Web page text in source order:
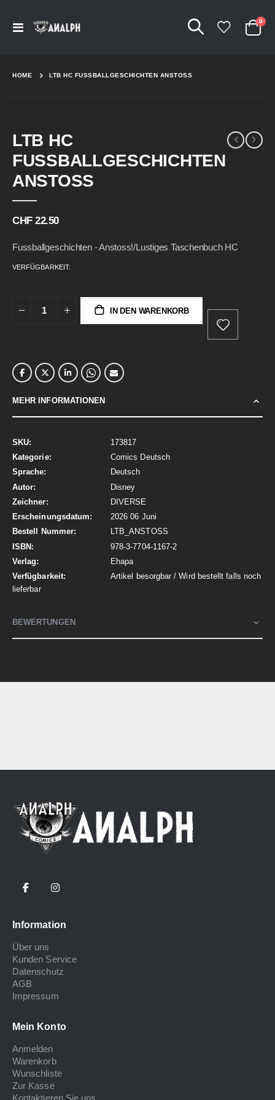
Navigation
Cart
0
HOME LTB HC FUSSBALLGESCHICHTEN ANSTOSS
LTB HC
FUSSBALLGESCHICHTEN
ANSTOSS
CHF 22.50
Fussballgeschichten - Anstoss!/Lustiges Taschenbuch HC
VERFÜGBARKEIT:
IN DEN WARENKORB
MEHR INFORMATIONEN
Mehr
Informationen
173817
Comics Deutsch
Deutsch
Disney
DIVERSE
2026 06 Juni
LTB_ANSTOSS
978-3-7704-1167-2
Ehapa
Artikel besorgbar / Wird bestellt falls noch
lieferbar
BEWERTUNGEN
to
the
end
of
the
images
to
the
beginning
of
the
images
Information
Über uns
Kunden Service
Datenschutz
AGB
Impressum
Mein Konto
Anmelden
Warenkorb
Wunschliste
Zur Kasse